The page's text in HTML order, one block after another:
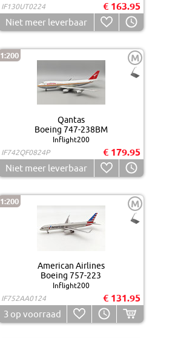
IF130UT0224
€ 163.95
Niet meer leverbaar
1:200 M
Qantas
Boeing 747-238BM
Inflight200
IF742QF0824P
€ 179.95
Niet meer leverbaar
1:200 M
American Airlines
Boeing 757-223
Inflight200
IF752AA0124
€ 131.95
3 op voorraad